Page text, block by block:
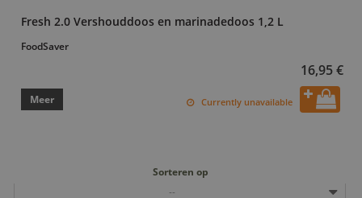
Fresh 2.0 Vershouddoos en marinadedoos 1,2 L
FoodSaver
16,95 €
Meer Currently unavailable
Sorteren op
--